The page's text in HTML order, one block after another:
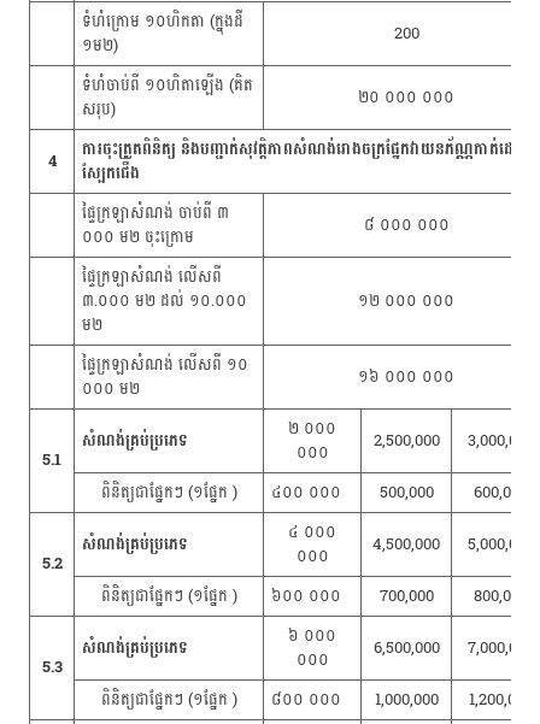
ទំហំក្រោម ១០ហិកតា (ក្នុងដី
១ម២)
200
ទំហំចាប់ពី ១០ហិតាឡើង (គិត
សរុប)
២០ ០០០ ០០០
4
ការចុះត្រួតពិនិត្យ និងបញ្ជាក់សុវត្តិភាពសំណង់រោងចក្រផ្នែកវាយនភ័ណ្ណកាត់ដ
ស្បែកជើង
ផ្ទៃក្រឡាសំណង់ ចាប់ពី ៣
០០០ ម២ ចុះក្រោម
៨ ០០០ ០០០
ផ្ទៃក្រឡាសំណង់ លើសពី
៣.០០០ ម២ ដល់ ១០.០០០
ម២
១២ ០០០ ០០០
ផ្ទៃក្រឡាសំណង់ លើសពី ១០
០០០ ម២
១៦ ០០០ ០០០
5.1
សំណង់គ្រប់ប្រភេទ
២ ០០០
០០០
2,500,000
3,000,000
ពិនិត្យជាផ្នែកៗ (១ផ្នែក )
៤០០ ០០០ 500,000 600,000
5.2
សំណង់គ្រប់ប្រភេទ
៤ ០០០
០០០
4,500,000
5,000,000
ពិនិត្យជាផ្នែកៗ (១ផ្នែក )
៦០០ ០០០ 700,000 800,000
5.3
សំណង់គ្រប់ប្រភេទ
៦ ០០០
០០០
6,500,000
7,000,000
ពិនិត្យជាផ្នែកៗ (១ផ្នែក )
៨០០ ០០០ 1,000,000 1,200,000